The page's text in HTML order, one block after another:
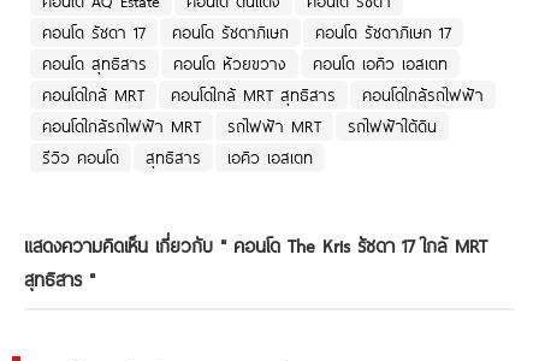
คอนโด รัชดา 17
คอนโด รัชดาภิเษก
คอนโด รัชดาภิเษก 17
คอนโด สุทธิสาร
คอนโด ห้วยขวาง
คอนโด เอคิว เอสเตท
คอนโดใกล้ MRT
คอนโดใกล้ MRT สุทธิสาร
คอนโดใกล้รถไฟฟ้า
คอนโดใกล้รถไฟฟ้า MRT
รถไฟฟ้า MRT
รถไฟฟ้าใต้ดิน
รีวิว คอนโด
สุทธิสาร เอคิว เอสเตท
แสดงความคิดเห็น เกี่ยวกับ " คอนโด The Kris รัชดา 17 ใกล้ MRT
สุทธิสาร"